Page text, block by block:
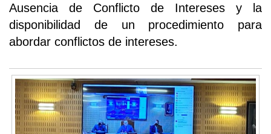
Ausencia de Conflicto de Intereses y la
disponibilidad de un procedimiento para
abordar conflictos de intereses.